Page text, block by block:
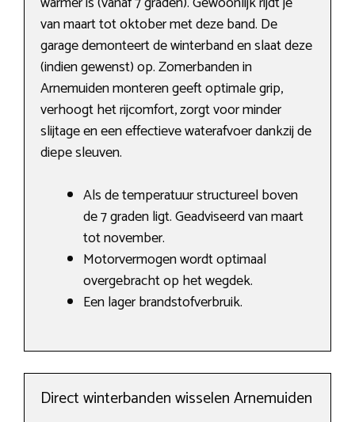
van maart tot oktober met deze band. De
garage demonteert de winterband en slaat deze
(indien gewenst) op. Zomerbanden in
Arnemuiden monteren geeft optimale grip,
verhoogt het rijcomfort, zorgt voor minder
slijtage en een effectieve waterafvoer dankzij de
diepe sleuven.
Als de temperatuur structureel boven
de 7 graden ligt. Geadviseerd van maart
tot november.
Motorvermogen wordt optimaal
overgebracht op het wegdek.
Een lager brandstofverbruik.
Direct winterbanden wisselen Arnemuiden